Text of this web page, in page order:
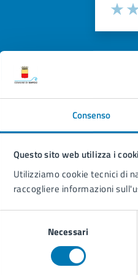
Consenso
Questo sito web utilizza i
Utilizziamo cookie tecnici di
raccogliere informazioni
Necessari
Valuta